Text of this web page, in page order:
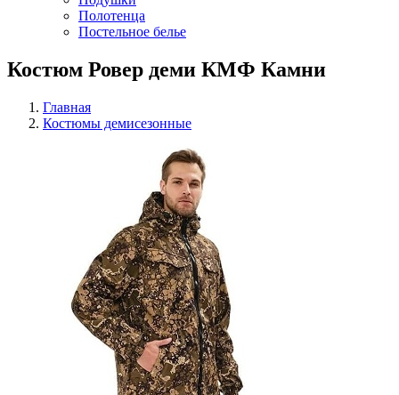
Полотенца
Постельное белье
Костюм Ровер деми КМФ Камни
Главная
Костюмы демисезонные